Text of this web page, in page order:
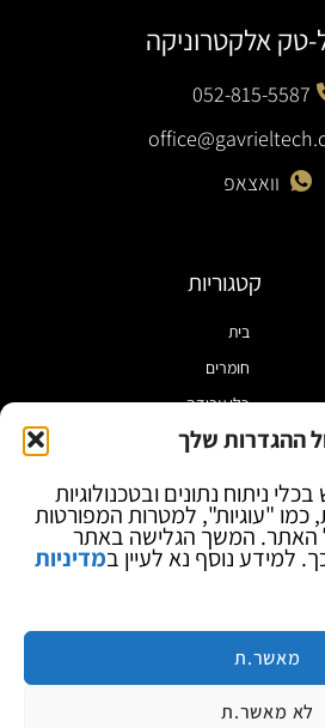
ההגדרות שלך
ניתוח נתונים ובטכנולוגיות
כמו "עוגיות", למטרות המפורטות
האתר. המשך הגלישה באתר
למידע נוסף נא לעיין במדיניות
מאשר.ת
לא מאשר.ת
טק אלקטרוניקה
052-815-5587
וואצאפ
קטגוריות
בית
חומרים
כלי עבודה
מוצרי הלחמה
ספקי כח ומודדים
ציוד אופטי להגדלה
מותגים